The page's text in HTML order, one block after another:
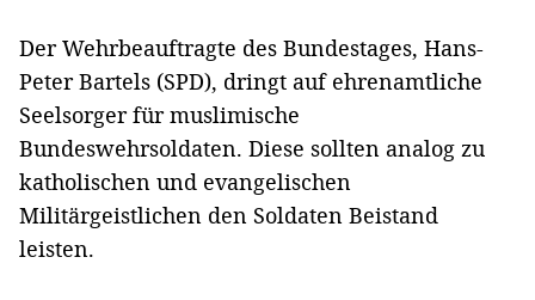
Der Wehrbeauftragte des Bundestages, Hans-
Peter Bartels (SPD), dringt auf ehrenamtliche
Seelsorger für muslimische
Bundeswehrsoldaten. Diese sollten analog zu
katholischen und evangelischen
Militärgeistlichen den Soldaten Beistand
leisten.